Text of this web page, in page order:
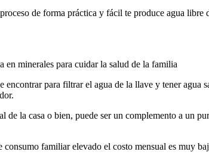
de forma práctica y fácil te produce agua libre
minerales para cuidar la salud de la familia
para filtrar el agua de la llave y tener agua
la casa o bien, puede ser un complemento a un
familiar elevado el costo mensual es muy